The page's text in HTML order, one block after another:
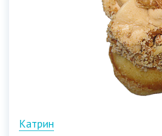
Катрин